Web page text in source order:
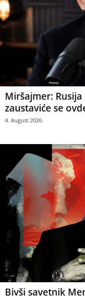
Miršajmer:
zaustaviće se
4. August 2026.
Bivši savetnik